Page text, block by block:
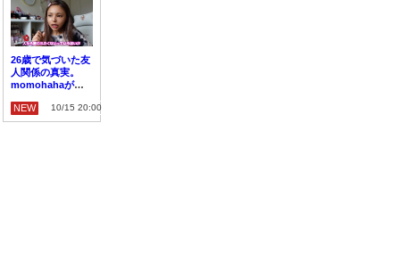
26歳で気づいた友
人関係の真実。
momohahaが語
力」からの解放
NEW 10/15 20:00